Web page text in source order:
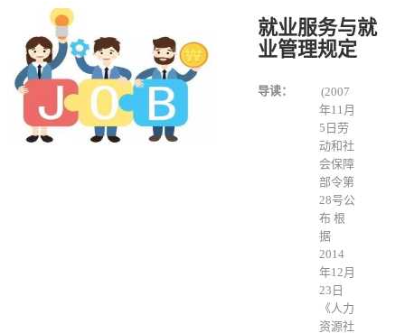
就业服务与就
业管理规定
导读：
(2007
年11月
5日劳
动和社
会保障
部令第
28号公
布 根
据
2014
年12月
23日
《人力
资源社